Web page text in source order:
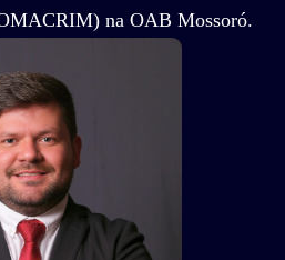
na OAB Mossoró.